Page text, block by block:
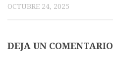
OCTUBRE 24, 2025
DEJA UN COMENTARIO